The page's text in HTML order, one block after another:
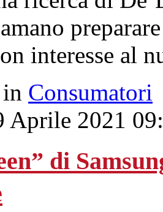
interesse al
Consumatori
Aprile 2021
di